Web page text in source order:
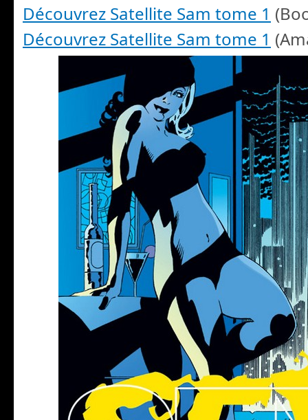
Découvrez Satellite Sam tome 1
Découvrez Satellite Sam tome 1